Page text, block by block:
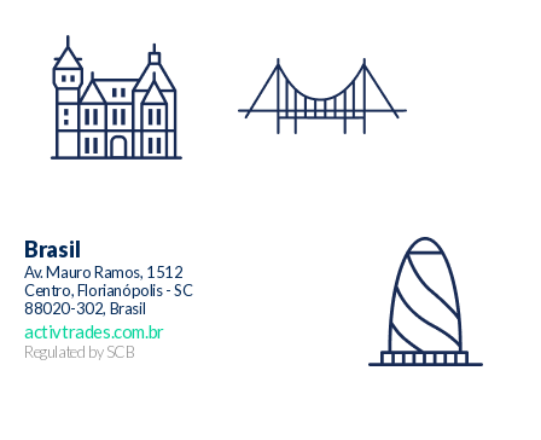
Brasil
Av. Mauro Ramos, 1512
Centro, Florianópolis - SC
88020-302, Brasil
activtrades.com.br
Regulated by SCB